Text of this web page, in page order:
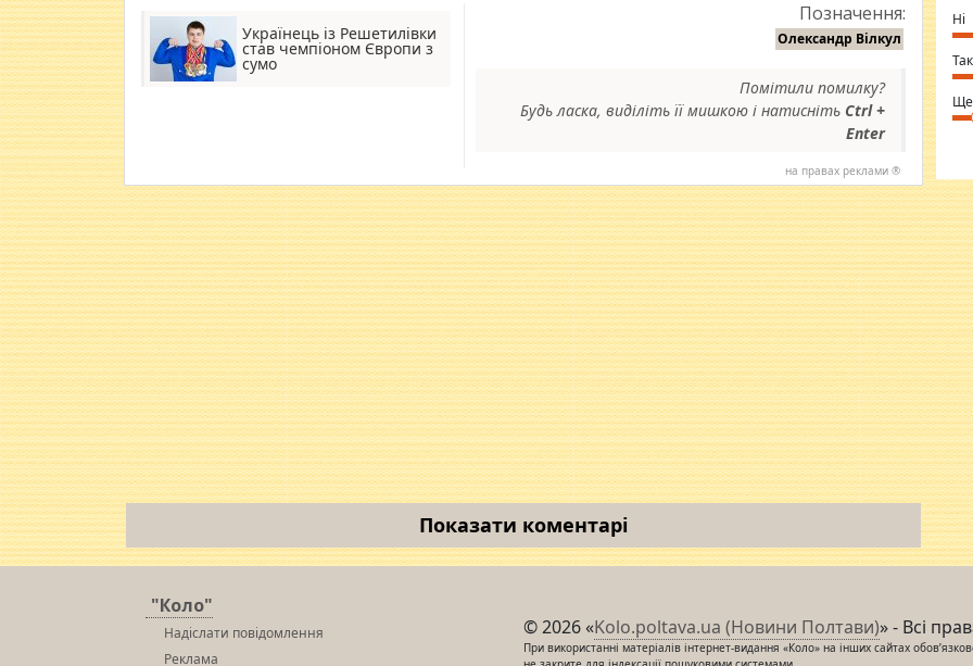
Українець із Решетилівки
став чемпіоном Європи з
сумо
Позначення:
Олександр Вілкул
Помітили помилку?
Будь ласка, виділіть її мишкою і натисніть Ctrl +
Enter
на правах реклами ®
Показати коментарі
⇒
Ні
Так
Ще
"Коло"
Надіслати повідомлення
Реклама
© 2026 «Kolo.poltava.ua (Новини Полтави)» - Всі
При використанні матеріалів інтернет-видання «Коло» на інших сайтах